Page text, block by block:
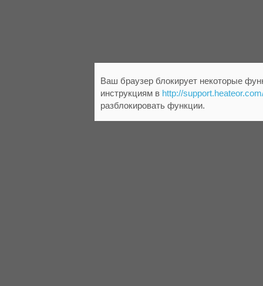
Ваш браузер блокирует некоторые
инструкциям в http://
разблокировать функции.